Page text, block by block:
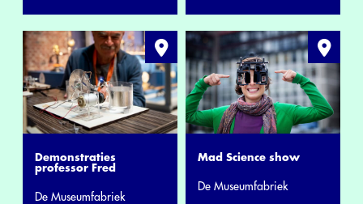
Demonstraties
professor Fred
De Museumfabriek
Mad Science show
De Museumfabriek